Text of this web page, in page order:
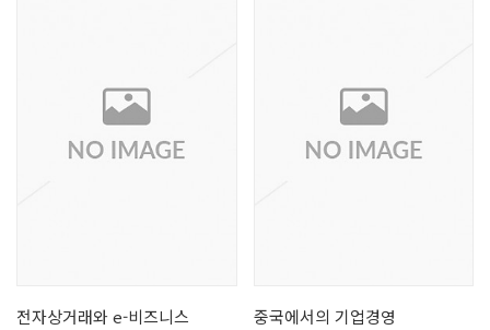
전자상거래와 e-비즈니스 중국에서의 기업경영